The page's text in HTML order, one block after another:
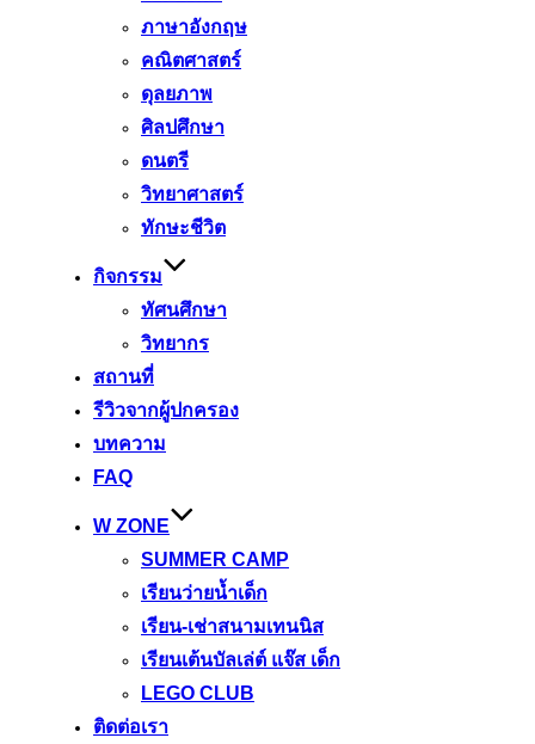
ภาษาอังกฤษ
คณิตศาสตร์
ดุลยภาพ
ศิลปศึกษา
ดนตรี
วิทยาศาสตร์
ทักษะชีวิต
กิจกรรม
ทัศนศึกษา
วิทยากร
สถานที่
รีวิวจากผู้ปกครอง
บทความ
FAQ
W ZONE
SUMMER CAMP
เรียนว่ายน้ำเด็ก
เรียน-เช่าสนามเทนนิส
เรียนเต้นบัลเล่ต์ แจ๊ส เด็ก
LEGO CLUB
ติดต่อเรา